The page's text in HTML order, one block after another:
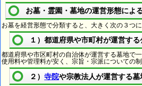
お墓・霊園・墓地の運営形態によ
お墓を経営形態で分類すると、大きく次の３つに
１）都道府県や市町村が運営す
都道府県や市区町村の自治体が運営する墓地で
使用料や管理料が安く、宗旨・宗派についての制
２） 寺院や宗教法人が運営する墓